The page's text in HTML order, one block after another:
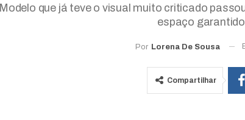
Modelo que já teve o visual muito criticado
espaço
Por Lorena De Sousa
Compartilhar